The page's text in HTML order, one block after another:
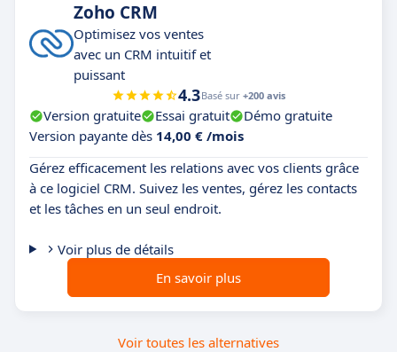
Zoho CRM
Optimisez vos ventes
avec un CRM intuitif et
puissant
4.3Basé sur +200 avis
Version gratuite Essai gratuit
Démo gratuite
Version payante dès 14,00 € /mois
Gérez efficacement les relations avec vos clients grâce
à ce logiciel CRM. Suivez les ventes, gérez les contacts
et les tâches en un seul endroit.
Voir plus de détails
En savoir plus
Voir toutes les alternatives